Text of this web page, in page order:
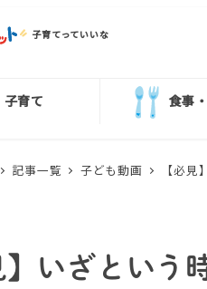
子育てっていいな
子育て 食事
記事一覧 子ども動画 【必
】いざという